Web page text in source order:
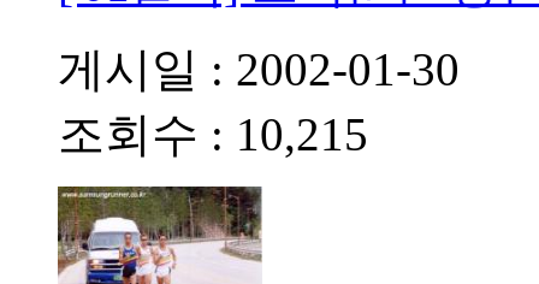
게시일 : 2002-01-30
조회수 : 10,215